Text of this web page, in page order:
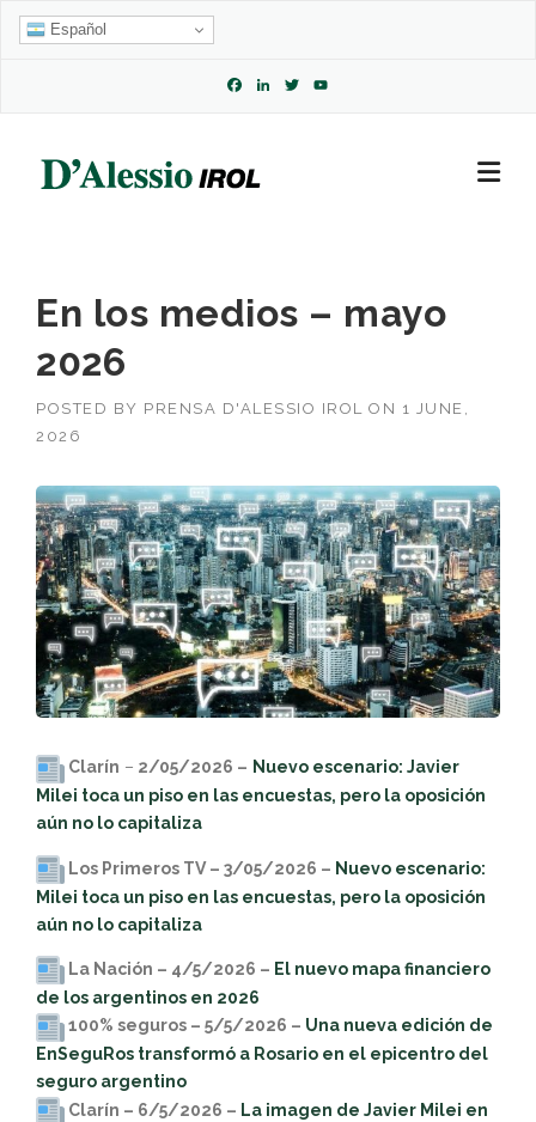
Skip
Español
Facebook
LinkedIn
Twitter
En los medios – mayo
2026
POSTED BY PRENSA D'ALESSIO IROL ON 1 JUNE,
2026
Clarín – 2/05/2026 – Nuevo escenario: Javier
Milei toca un piso en las encuestas, pero la oposición
aún no lo capitaliza
Los Primeros TV – 3/05/2026 – Nuevo escenario:
Milei toca un piso en las encuestas, pero la oposición
aún no lo capitaliza
La Nación – 4/5/2026 – El nuevo mapa financiero
de los argentinos en 2026
100% seguros – 5/5/2026 – Una nueva edición de
EnSeguRos transformó a Rosario en el epicentro del
seguro argentino
Clarín – 6/5/2026 – La imagen de Javier Milei en